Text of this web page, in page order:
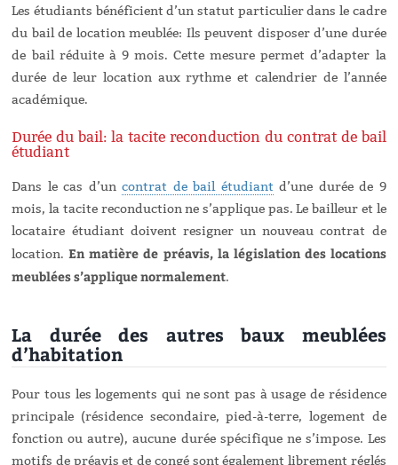
Les étudiants bénéficient d’un statut particulier dans le cadre
du bail de location meublée: Ils peuvent disposer d’une durée
de bail réduite à 9 mois. Cette mesure permet d’adapter la
durée de leur location aux rythme et calendrier de l’année
académique.
Durée du bail: la tacite reconduction du contrat de bail
étudiant
Dans le cas d’uncontrat de bail étudiant d’une durée de 9
mois, la tacite reconduction ne s’applique pas. Le bailleur et le
locataire étudiant doivent resigner un nouveau contrat de
location.En matière de préavis, la législation des locations
meublées s’applique normalement.
La durée des autres baux meublées
d’habitation
Pour tous les logements qui ne sont pas à usage de résidence
principale (résidence secondaire, pied-à-terre, logement de
fonction ou autre), aucune durée spécifique ne s’impose. Les
motifs de préavis et de congé sont également librement réglés